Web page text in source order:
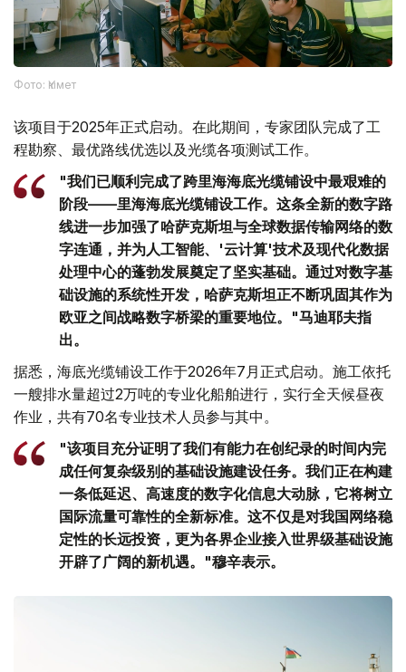
Фото: Үкімет
该项目于2025年正式启动。在此期间，专家团队完成了工
程勘察、最优路线优选以及光缆各项测试工作。
"我们已顺利完成了跨里海海底光缆铺设中最艰难的
阶段——里海海底光缆铺设工作。这条全新的数字路
线进一步加强了哈萨克斯坦与全球数据传输网络的数
字连通，并为人工智能、'云计算'技术及现代化数据
处理中心的蓬勃发展奠定了坚实基础。通过对数字基
础设施的系统性开发，哈萨克斯坦正不断巩固其作为
欧亚之间战略数字桥梁的重要地位。"马迪耶夫指
出。
据悉，海底光缆铺设工作于2026年7月正式启动。施工依托
一艘排水量超过2万吨的专业化船舶进行，实行全天候昼夜
作业，共有70名专业技术人员参与其中。
"该项目充分证明了我们有能力在创纪录的时间内完
成任何复杂级别的基础设施建设任务。我们正在构建
一条低延迟、高速度的数字化信息大动脉，它将树立
国际流量可靠性的全新标准。这不仅是对我国网络稳
定性的长远投资，更为各界企业接入世界级基础设施
开辟了广阔的新机遇。"穆辛表示。